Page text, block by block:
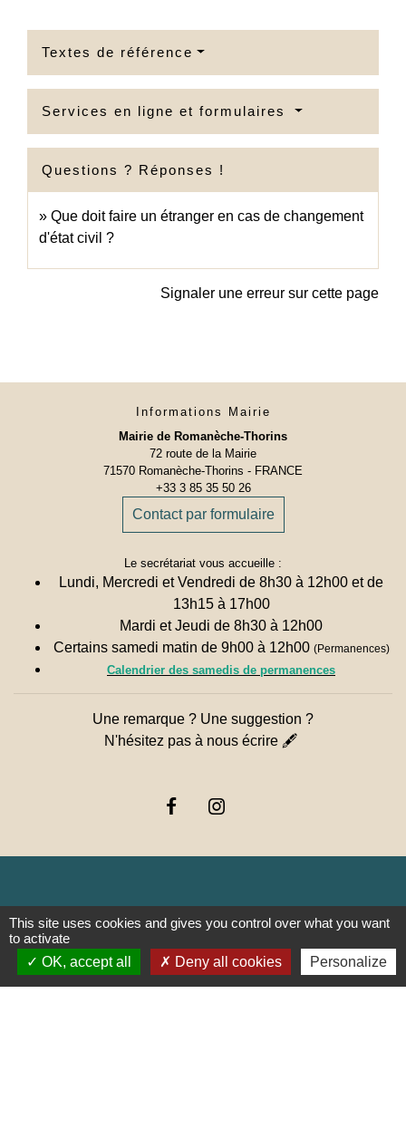
Textes de référence
Services en ligne et formulaires
Questions ? Réponses !
Que doit faire un étranger en cas de changement
d'état civil ?
Signaler une erreur sur cette page
Informations Mairie
Mairie de Romanèche-Thorins
72 route de la Mairie
71570 Romanèche-Thorins - FRANCE
+33 3 85 35 50 26
Contact par formulaire
Le secrétariat vous accueille :
Lundi, Mercredi et Vendredi de 8h30 à 12h00 et de
13h15 à 17h00
Mardi et Jeudi de 8h30 à 12h00
Certains samedi matin de 9h00 à 12h00 (Permanences)
Calendrier des samedis de permanences
Une remarque ? Une suggestion ?
N'hésitez pas à nous écrire 🖋
Liens
PREFECTURE DE SAÔNE ET
LOIRE
This site uses cookies and gives you control over what you want
to activate
OK, accept all
Deny all cookies Personalize